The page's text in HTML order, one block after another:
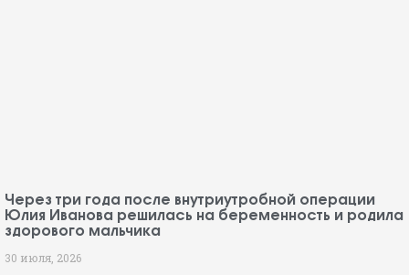
Через три года после внутриутробной операции
Юлия Иванова решилась на беременность и родила
здорового мальчика
30 июля, 2026